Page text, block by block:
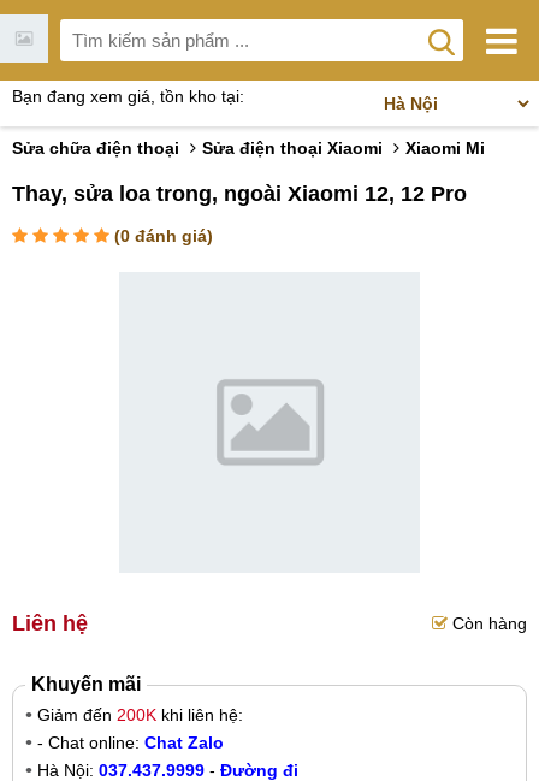
Bạn đang xem giá, tồn kho tại:
Sửa chữa điện thoại Sửa điện thoại Xiaomi Xiaomi Mi
Thay, sửa loa trong, ngoài Xiaomi 12, 12 Pro
(0 đánh giá)
Liên hệ Còn hàng
Khuyến mãi
Giảm đến 200K khi liên hệ:
- Chat online: Chat Zalo
Hà Nội: 037.437.9999 - Đường đi